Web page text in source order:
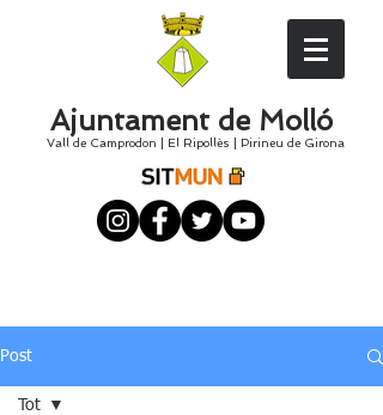
Ajuntament de Molló
Vall de Camprodon El Ripollès Pirineu de Girona
Post
Tot